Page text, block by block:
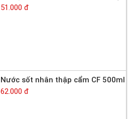
51.000 đ
Nước sốt nhân thập cẩm CF 500ml
62.000 đ